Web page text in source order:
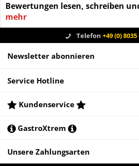
Bewertungen lesen, schreiben
mehr
Telefon +49 (0) 8035
Newsletter abonnieren
Service Hotline
Kundenservice
GastroXtrem
Unsere Zahlungsarten